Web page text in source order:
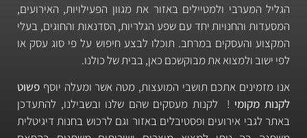
הגליל המערבי ולמטיילים באזור את מגוון הפעילויות, האירועים,
המסעדות והחנויות יחד עם שפע הגלריות, הסדנאות והחוגים, בעלי
המקצוע והעסקים במרחב. תוכלו לבצע חיפוש על פי סוג עסק או
לפי ישוב ולמצוא את מבוקשכם כאן, בבית של כולנו.
אנו מזמינים אתכם תושבי המועצות, מטה אשר ומעלה יוסף פשוט
לקנות מקומי ! לקנות מעסקים שהם שלנו ובשבילנו, להתעדכן
באתר לגבי אירועים ופסטיבלים באזור וגם לרכוש בחנות דיגיטלית